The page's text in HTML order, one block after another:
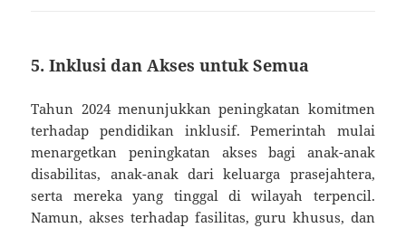
5.Inklusi dan Akses untuk Semua
Tahun 2024 menunjukkan peningkatan komitmen
terhadap pendidikan inklusif. Pemerintah mulai
menargetkan peningkatan akses bagi anak-anak
disabilitas, anak-anak dari keluarga prasejahtera,
serta mereka yang tinggal di wilayah terpencil.
Namun, akses terhadap fasilitas, guru khusus, dan